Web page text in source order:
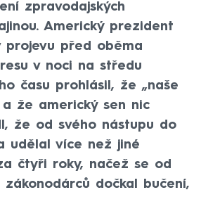
zpravodajských
Americký prezident
projevu před oběma
v noci na středu
času prohlásil, že „naše
že americký sen nic
že od svého nástupu do
udělal více než jiné
čtyři roky, načež se od
zákonodárců dočkal bučení,